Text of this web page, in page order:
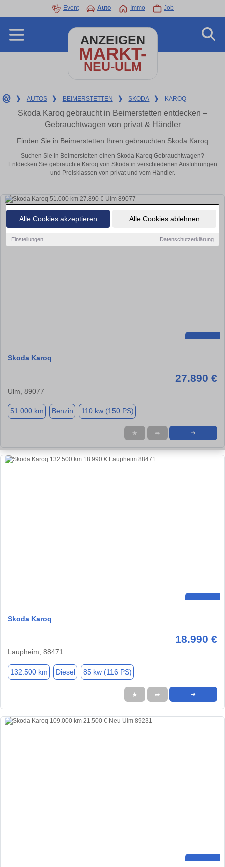
Alle Cookies akzeptieren Alle Cookies ablehnen
Einstellungen Datenschutzerklärung
Event Auto Immo Job
ANZEIGEN
MARKT-
NEU-ULM
❯ AUTOS ❯ BEIMERSTETTEN ❯ SKODA ❯ KAROQ
Skoda Karoq gebraucht in Beimerstetten entdecken –
Gebrauchtwagen von privat & Händler
Finden Sie in Beimerstetten Ihren gebrauchten Skoda Karoq
Suchen Sie in Beimerstetten einen Skoda Karoq Gebrauchtwagen?
Entdecken Sie gebrauchte Karoq von Skoda in verschiedenen Ausführungen
und Preisklassen von privat und vom Händler.
Skoda Karoq
27.890 €
Ulm, 89077
51.000 km Benzin 110 kw (150 PS)
★ ➦ ➜
Skoda Karoq
18.990 €
Laupheim, 88471
132.500 km Diesel 85 kw (116 PS)
★ ➦ ➜